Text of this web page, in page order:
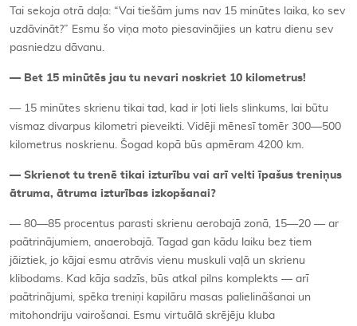
Tai sekoja otrā daļa: “Vai tiešām jums nav 15 minūtes laika, ko sev
uzdāvināt?” Esmu šo viņa moto piesavinājies un katru dienu sev
pasniedzu dāvanu.
— Bet 15 minūtēs jau tu nevari noskriet 10 kilometrus!
— 15 minūtes skrienu tikai tad, kad ir ļoti liels slinkums, lai būtu
vismaz divarpus kilometri pieveikti. Vidēji mēnesī tomēr 300—500
kilometrus noskrienu. Šogad kopā būs apmēram 4200 km.
— Skrienot tu trenē tikai izturī bu vai arī veltiīpašus treniņus
ātruma, ātruma izturības izkopšanai?
— 80—85 procentus parasti skrienu aerobajā zonā, 15—20 — ar
paātrinājumiem, anaerobajā. Tagad gan kādu laiku bez tiem
jāiztiek, jo kājai esmu atrāvis vienu muskuli vaļā un skrienu
klibodams. Kad kāja sadzīs, būs atkal pilns komplekts — arī
paātrinājumi, spēka treniņi kapilāru masas palielināšanai un
mitohondriju vairošanai. Esmu virtuālā skrējēju kluba